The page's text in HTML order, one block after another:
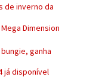
de inverno da
Dimension
ganha
já disponível